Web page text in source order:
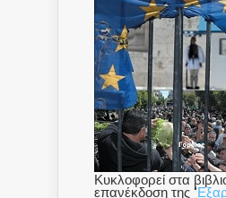
Κυκλοφορεί στα
επανέκδοση της "